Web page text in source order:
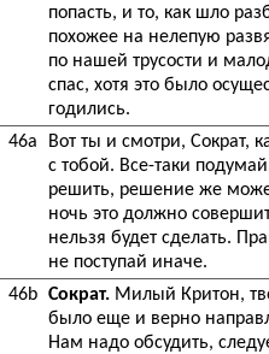
46a
46b
попасть, и то, как шло
похожее на нелепую
по нашей трусости и
спас, хотя это было
годились.
Вот ты и смотри, Сократ,
с тобой. Все-таки
решить, решение же
ночь это должно
нельзя будет сделать.
не поступай иначе.
Сократ. Милый Критон,
было еще и верно
Нам надо обсудить,